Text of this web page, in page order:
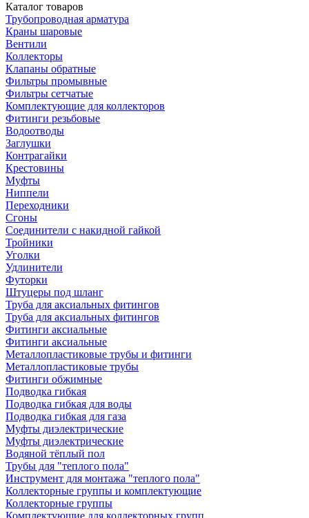
Каталог товаров
Трубопроводная арматура
Краны шаровые
Вентили
Коллекторы
Клапаны обратные
Фильтры промывные
Фильтры сетчатые
Комплектующие для коллекторов
Фитинги резьбовые
Водоотводы
Заглушки
Контрагайки
Крестовины
Муфты
Ниппели
Переходники
Сгоны
Соединители с накидной гайкой
Тройники
Уголки
Удлинители
Футорки
Штуцеры под шланг
Труба для аксиальных фитингов
Труба для аксиальных фитингов
Фитинги аксиальные
Фитинги аксиальные
Металлопластиковые трубы и фитинги
Металлопластиковые трубы
Фитинги обжимные
Подводка гибкая
Подводка гибкая для воды
Подводка гибкая для газа
Муфты диэлектрические
Муфты диэлектрические
Водяной тёплый пол
Трубы для "теплого пола"
Инструмент для монтажа "теплого пола"
Коллекторные группы и комплектующие
Коллекторные группы
Комплектующие для коллекторных групп